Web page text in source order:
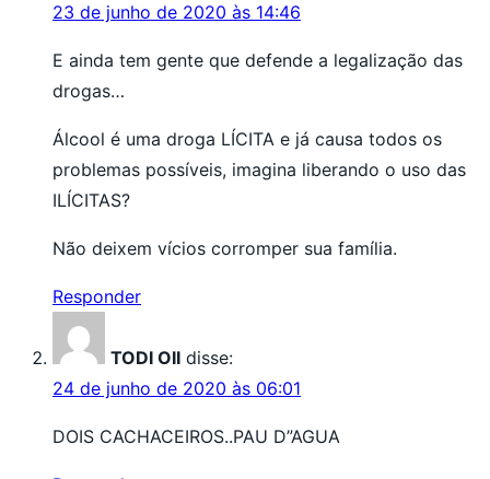
23 de junho de 2020 às 14:46
E ainda tem gente que defende a legalização das
drogas…
Álcool é uma droga LÍCITA e já causa todos os
problemas possíveis, imagina liberando o uso das
ILÍCITAS?
Não deixem vícios corromper sua família.
Responder
TODI OII disse:
24 de junho de 2020 às 06:01
DOIS CACHACEIROS..PAU D”AGUA